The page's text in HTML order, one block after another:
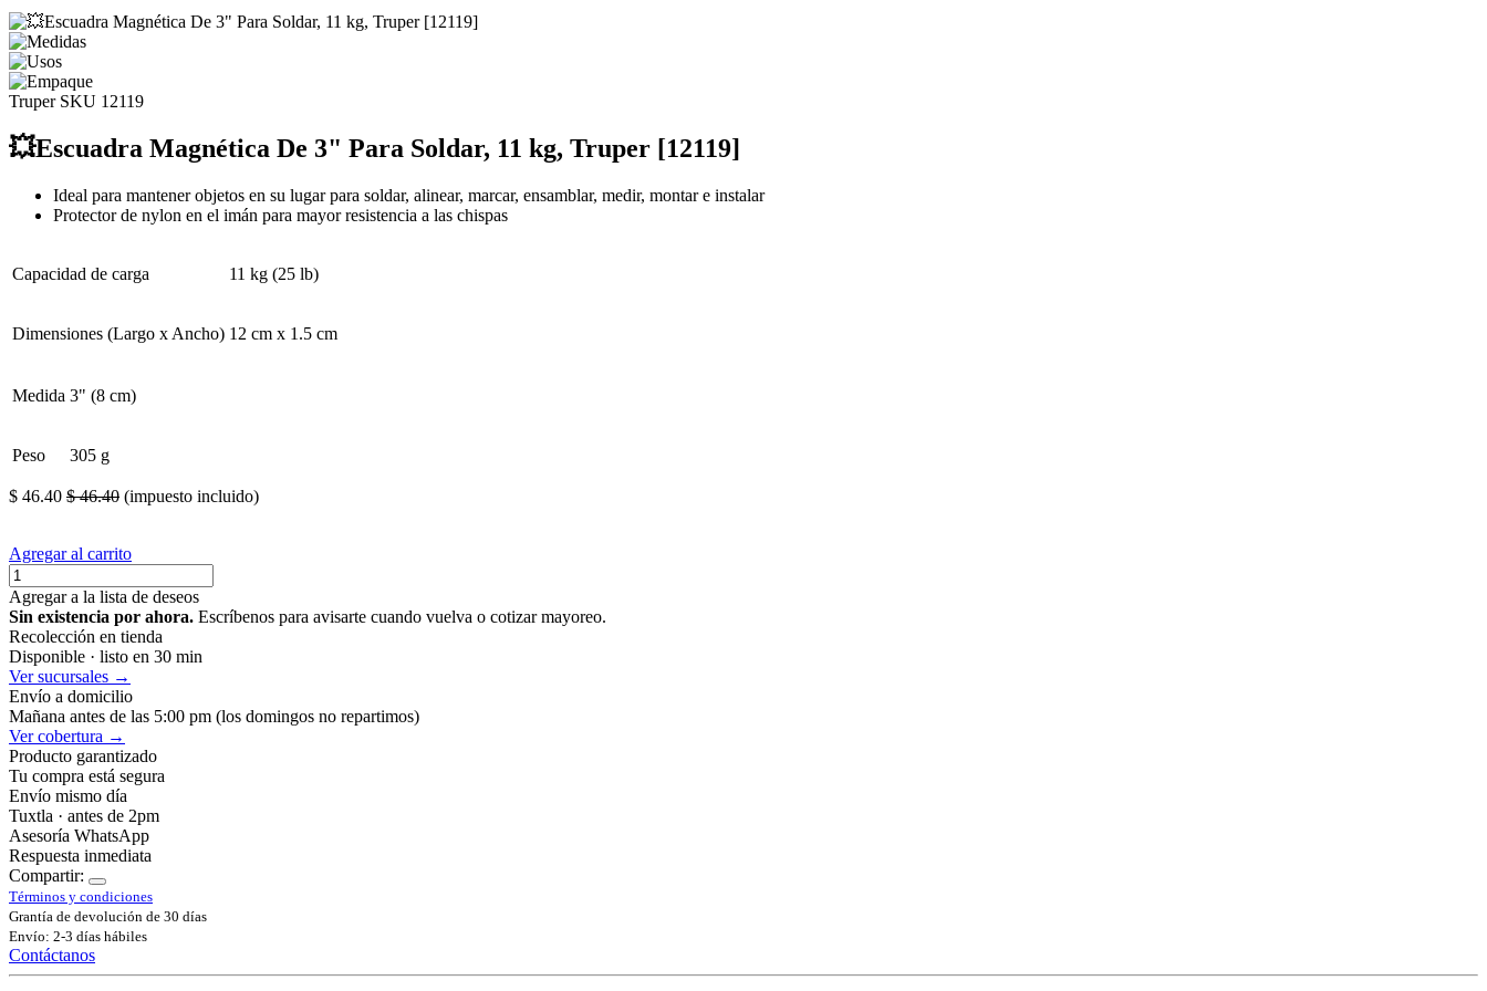
Truper SKU 12119
💥Escuadra Magnética De 3" Para Soldar, 11 kg, Truper [12119]
Ideal para mantener objetos en su lugar para soldar, alinear, marcar, ensamblar, medir, montar e instalar
Protector de nylon en el imán para mayor resistencia a las chispas
Capacidad de carga 11 kg (25 lb)
Dimensiones (Largo x Ancho) 12 cm x 1.5 cm
Medida 3" (8 cm)
Peso 305 g
$ 46.40 $46.40 (impuesto incluido)
Agregar al carrito
Agregar a la lista de deseos
Sin existencia por ahora. Escríbenos para avisarte cuando vuelva o cotizar mayoreo.
Recolección en tienda
Disponible · listo en 30 min
Ver sucursales →
Envío a domicilio
Mañana antes de las 5:00 pm (los domingos no repartimos)
Ver cobertura →
Producto garantizado
Tu compra está segura
Envío mismo día
Tuxtla · antes de 2pm
Asesoría WhatsApp
Respuesta inmediata
Compartir:
Términos y condiciones
Grantía de devolución de 30 días
Envío: 2-3 días hábiles
Contáctanos